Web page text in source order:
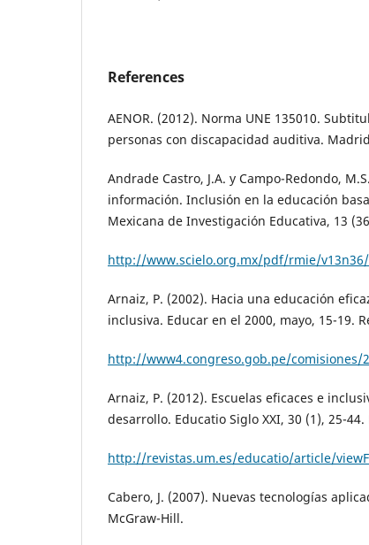
References
AENOR. (2012). Norma UNE 135010.
personas con discapacidad auditiva.
Andrade Castro, J.A. y Campo-Redondo,
información. Inclusión en la educación
Mexicana de Investigación Educativa, 13
http://www.scielo.org.mx/pdf/rmie/
Arnaiz, P. (2002). Hacia una educación
inclusiva. Educar en el 2000, mayo, 15-19.
http://www4.congreso.gob.pe/
Arnaiz, P. (2012). Escuelas eficaces e
desarrollo. Educatio Siglo XXI, 30 (1), 25-
http://revistas.um.es/educatio/article/
Cabero, J. (2007). Nuevas tecnologías
McGraw-Hill.